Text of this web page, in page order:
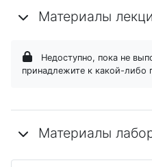
Материалы
Недоступно, пока не
принадлежите к какой-либо
Материалы